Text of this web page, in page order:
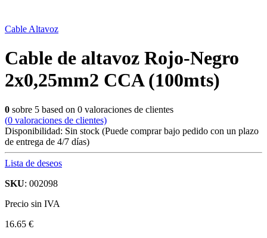
Cable Altavoz
Cable de altavoz Rojo-Negro
2x0,25mm2 CCA (100mts)
0 sobre 5 based on 0 valoraciones de clientes
(0 valoraciones de clientes)
Disponibilidad: Sin stock (Puede comprar bajo pedido con un plazo
de entrega de 4/7 días)
Lista de deseos
SKU: 002098
Precio sin IVA
16.65 €